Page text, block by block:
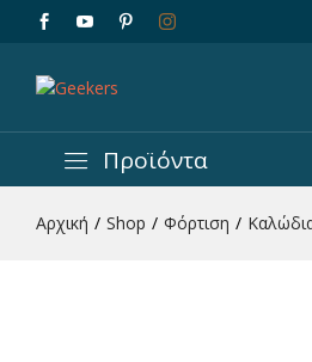
Προϊόντα
Αρχική / Shop / Φόρτιση /
Mophie Charge